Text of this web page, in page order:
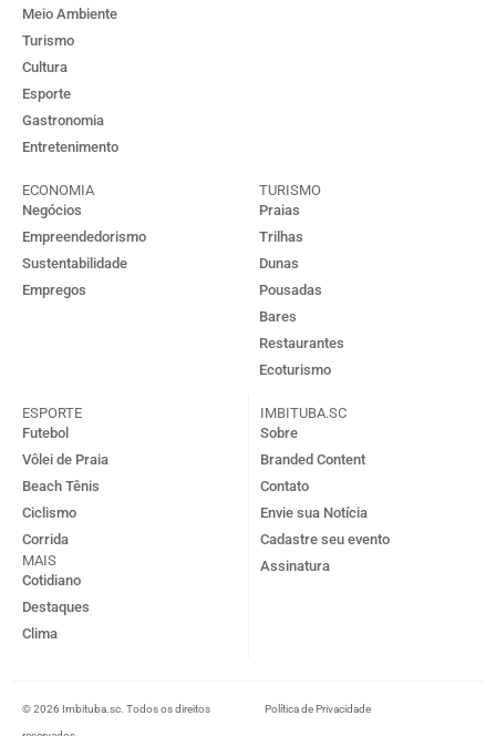
Meio Ambiente
Turismo
Cultura
Esporte
Gastronomia
Entretenimento
ECONOMIA
Negócios
Empreendedorismo
Sustentabilidade
Empregos
TURISMO
Praias
Trilhas
Dunas
Pousadas
Bares
Restaurantes
Ecoturismo
ESPORTE
Futebol
Vôlei de Praia
Beach Tênis
Ciclismo
Corrida
MAIS
Cotidiano
Destaques
Clima
IMBITUBA.SC
Sobre
Branded Content
Contato
Envie sua Notícia
Cadastre seu evento
Assinatura
© 2026 Imbituba.sc. Todos os direitos Política de Privacidade